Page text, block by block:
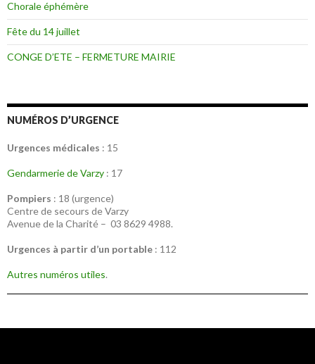
Chorale éphémère
Fête du 14 juillet
CONGE D’ETE – FERMETURE MAIRIE
NUMÉROS D’URGENCE
Urgences médicales : 15
Gendarmerie de Varzy : 17
Pompiers : 18 (urgence)
Centre de secours de Varzy
Avenue de la Charité – 03 8629 4988.
Urgences à partir d’un portable : 112
Autres numéros utiles.